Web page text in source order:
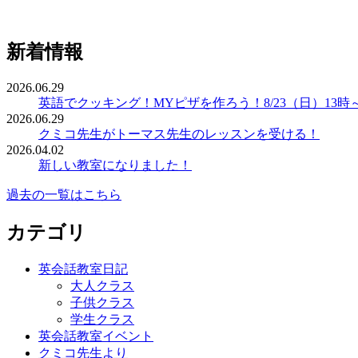
新着情報
2026.06.29
英語でクッキング！MYピザを作ろう！8/23（日）13時
2026.06.29
クミコ先生がトーマス先生のレッスンを受ける！
2026.04.02
新しい教室になりました！
過去の一覧はこちら
カテゴリ
英会話教室日記
大人クラス
子供クラス
学生クラス
英会話教室イベント
クミコ先生より